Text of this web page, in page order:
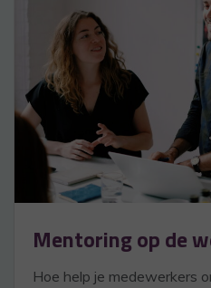
Mentoring op de
Hoe help je medewerkers